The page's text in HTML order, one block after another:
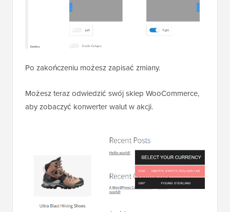
Po zakończeniu możesz zapisać zmiany.
Możesz teraz odwiedzić swój sklep WooCommerce,
aby zobaczyć konwerter walut w akcji.